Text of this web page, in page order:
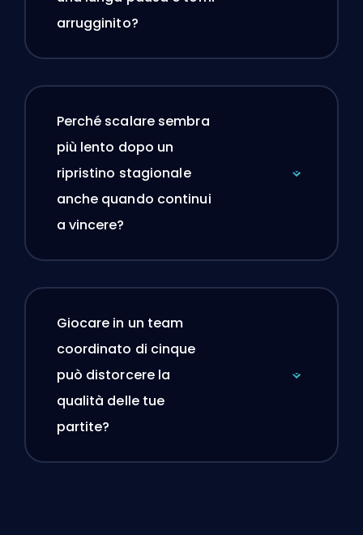
arrugginito?
Perché scalare sembra
più lento dopo un
ripristino stagionale
anche quando continui
a vincere?
Giocare in un team
coordinato di cinque
può distorcere la
qualità delle tue
partite?